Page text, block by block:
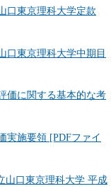
口東京理科大学定款
口東京理科大学中期目
価に関する基本的な考
実施要領 [PDFファイ
山口東京理科大学 平成